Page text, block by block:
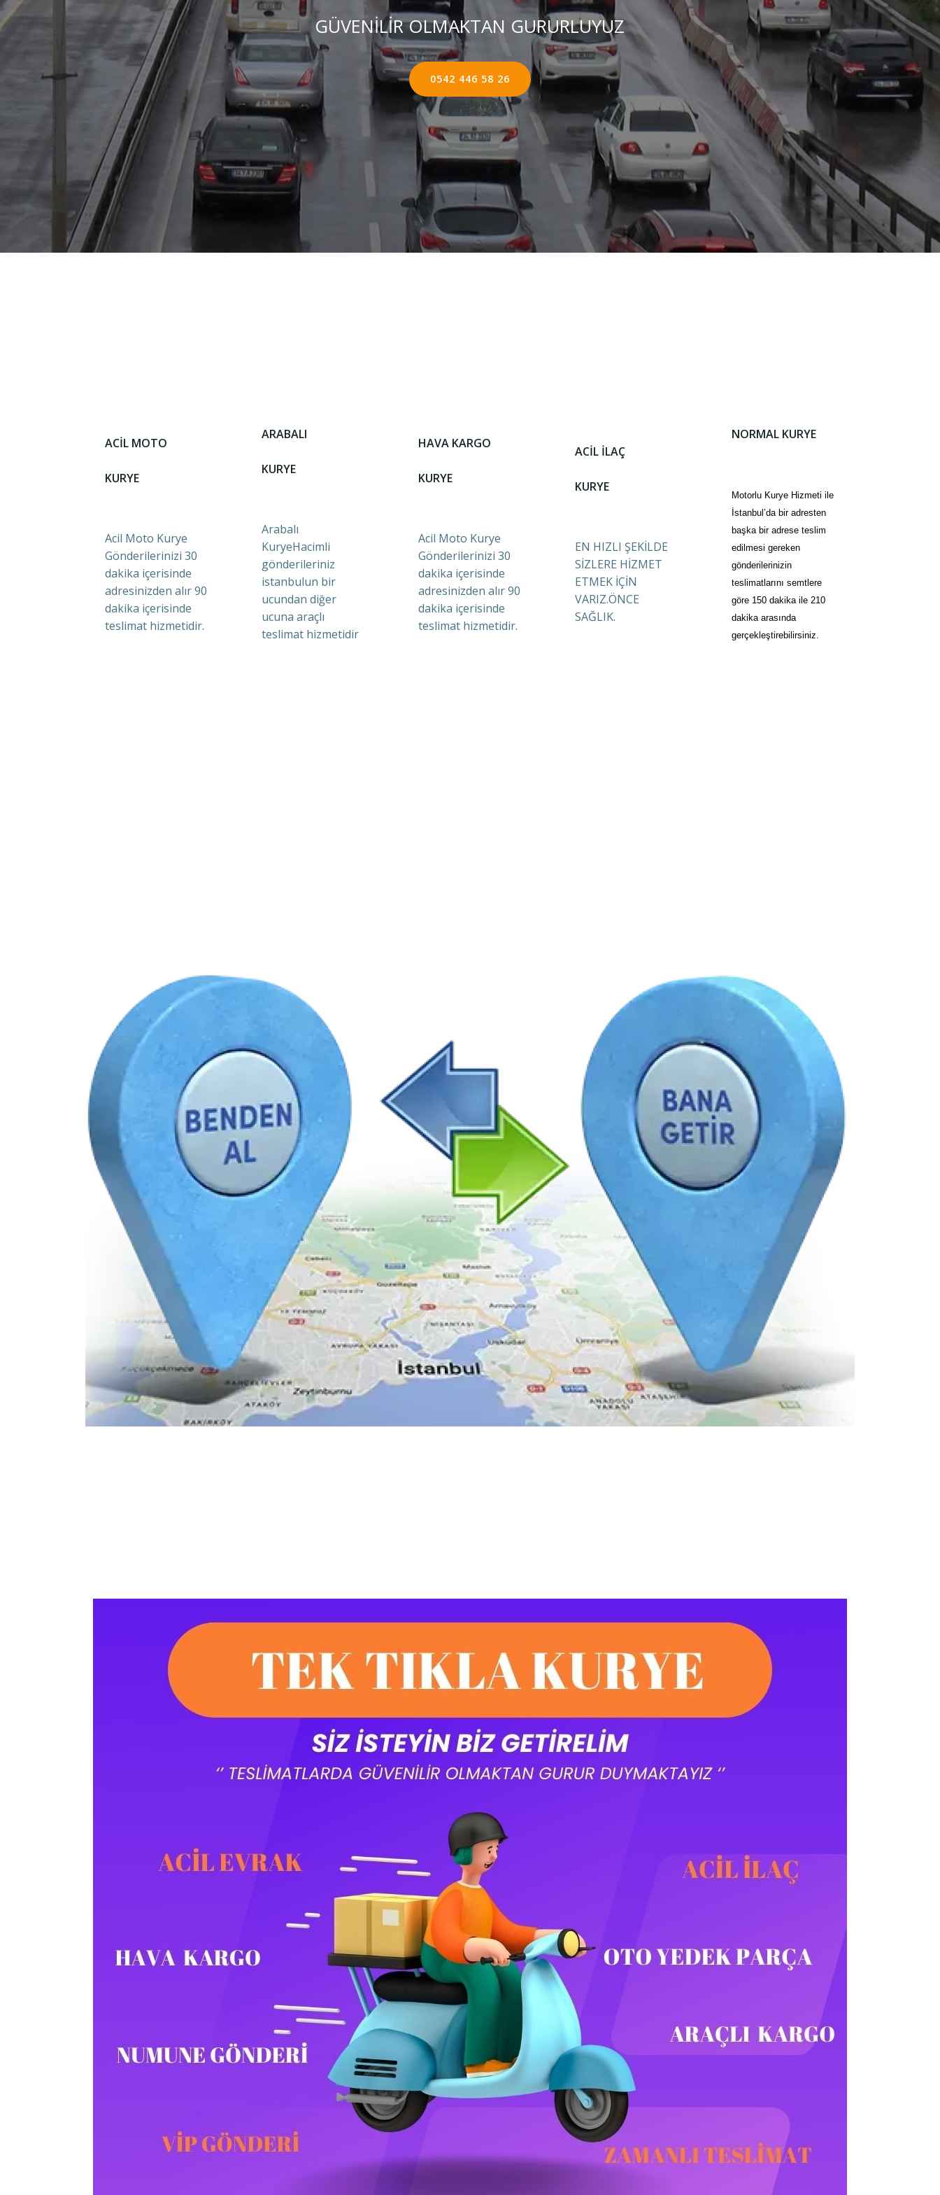
GÜVENİLİR OLMAKTAN GURURLUYUZ
0542 446 58 26
ACİL MOTO
KURYE
Acil Moto Kurye
Gönderilerinizi 30
dakika içerisinde
adresinizden alır 90
dakika içerisinde
teslimat hizmetidir.
ARABALI
KURYE
Arabalı
KuryeHacimli
gönderileriniz
istanbulun bir
ucundan diğer
ucuna araçlı
teslimat hizmetidir
HAVA KARGO
KURYE
Acil Moto Kurye
Gönderilerinizi 30
dakika içerisinde
adresinizden alır 90
dakika içerisinde
teslimat hizmetidir.
ACİL İLAÇ
KURYE
EN HIZLI ŞEKİLDE
SİZLERE HİZMET
ETMEK İÇİN
VARIZ.ÖNCE
SAĞLIK.
NORMAL KURYE
Motorlu Kurye Hizmeti ile
İstanbul’da bir adresten
başka bir adrese teslim
edilmesi gereken
gönderilerinizin
teslimatlarını semtlere
göre 150 dakika ile 210
dakika arasında
gerçekleştirebilirsiniz.